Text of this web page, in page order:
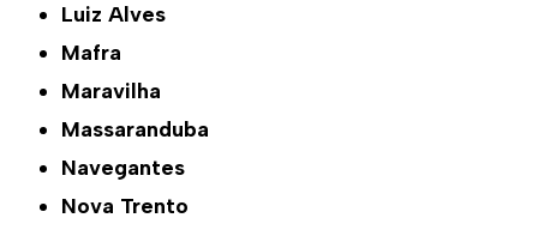
Luiz Alves
Mafra
Maravilha
Massaranduba
Navegantes
Nova Trento